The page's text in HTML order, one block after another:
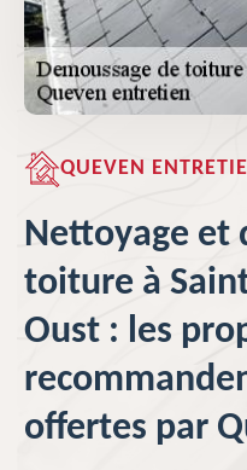
QUEVEN
Nettoyage et
toiture à
Oust : les
offertes par